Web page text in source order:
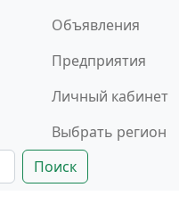
Объявления
Предприятия
Личный кабинет
Выбрать регион
Поиск